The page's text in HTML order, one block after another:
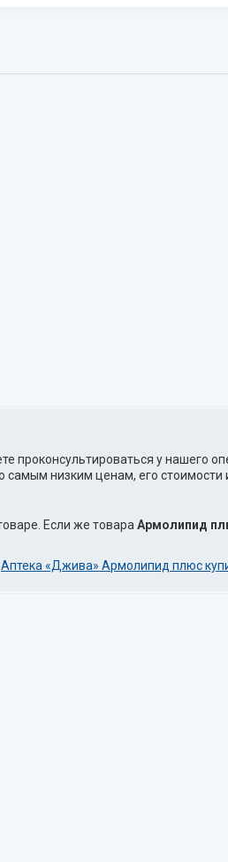
проконсультироваться у нашего
самым низким ценам, его стоимости
Если же товара Армолипид
Аптека «Джива» Армолипид плюс